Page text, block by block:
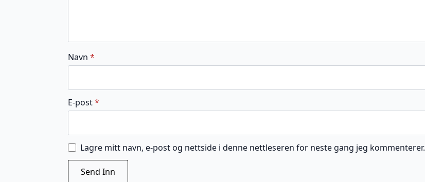
Navn *
E-post*
Lagre mitt navn, e-post og nettside i denne nettleseren for neste gang jeg kommenterer.